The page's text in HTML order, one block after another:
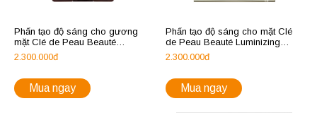
Phấn tạo độ sáng cho gương
mặt Clé de Peau Beauté
Bronzing Powder Duo
2.300.000đ
Mua ngay
Phấn tạo độ sáng cho mặt Clé
de Peau Beauté Luminizing
Face Enhancer
2.300.000đ
Mua ngay